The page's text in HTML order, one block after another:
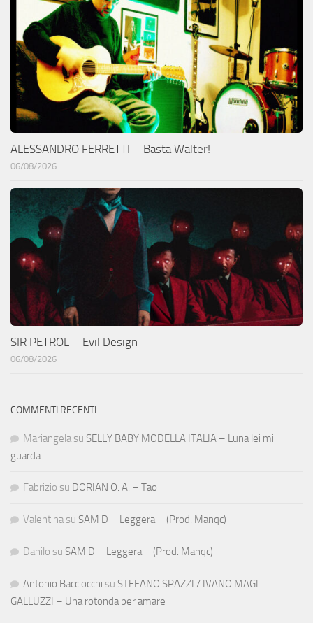
ALESSANDRO FERRETTI – Basta Walter!
06/08/2026
SIR PETROL – Evil Design
06/08/2026
COMMENTI RECENTI
Mariangela su SELLY BABY MODELLA ITALIA – Luna lei mi
guarda
Fabrizio su DORIAN O. A. – Tao
Valentina su SAM D – Leggera – (Prod. Manqc)
Danilo su SAM D – Leggera – (Prod. Manqc)
Antonio Bacciocchi su STEFANO SPAZZI / IVANO MAGI
GALLUZZI – Una rotonda per amare